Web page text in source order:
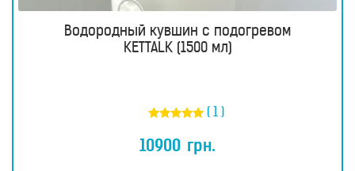
Водородный кувшин c подогревом
KETTALK (1500 мл)
5.00
из 5
( 1 )
10900 грн.